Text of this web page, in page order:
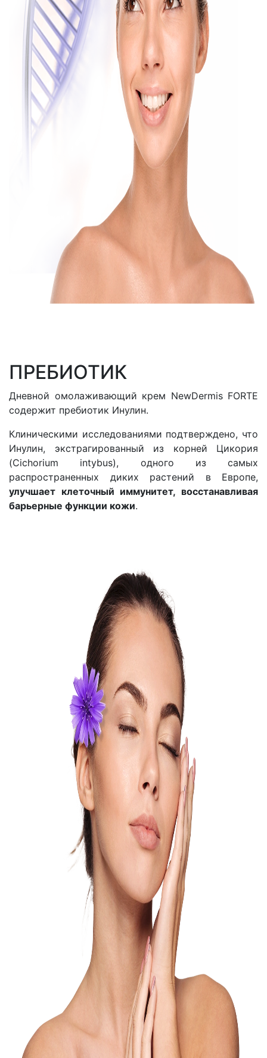
ПРЕБИОТИК
Дневной омолаживающий крем NewDermis FORTE
содержит пребиотик Инулин.
Клиническими исследованиями подтверждено, что
Инулин, экстрагированный из корней Цикория
(Cichorium intybus), одного из самых
распространенных диких растений в Европе,
улучшает клеточный иммунитет, восстанавливая
барьерные функции кожи.